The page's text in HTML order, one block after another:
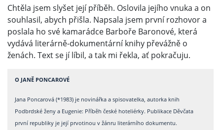
Chtěla jsem slyšet její příběh. Oslovila jejího vnuka a on
souhlasil, abych přišla. Napsala jsem první rozhovor a
poslala ho své kamarádce Barboře Baronové, která
vydává literárně-dokumentární knihy převážně o
ženách. Text se jí líbil, a tak mi řekla, ať pokračuju.
O JANĚ PONCAROVÉ
Jana Poncarová (*1983) je novinářka a spisovatelka, autorka knih
Podbrdské ženy a Eugenie: Příběh české hoteliérky. Publikace Děvčata
první republiky je její prvotinou v žánru literárního dokumentu.